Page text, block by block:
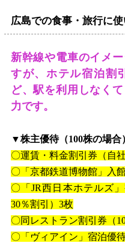
広島での食事・旅行に
新幹線や電車のイメ
すが、ホテル宿泊割
ど、駅を利用しなく
力です。
▼株主優待（100株の場合
〇運賃・料金割引券（自
〇「京都鉄道博物館」入
〇「JR西日本ホテルズ
30％割引） 3枚
〇同レストラン割引券（
〇「ヴィアイン」宿泊優